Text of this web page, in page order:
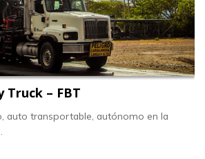
Truck – FBT
auto transportable, autónomo en la